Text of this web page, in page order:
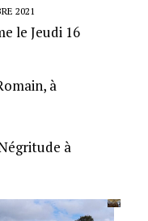
2021
le Jeudi 16
à
à